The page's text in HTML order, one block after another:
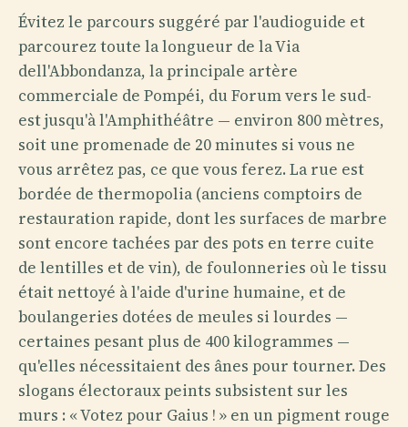
Évitez le parcours suggéré par l'audioguide et
parcourez toute la longueur de la Via
dell'Abbondanza, la principale artère
commerciale de Pompéi, du Forum vers le sud-
est jusqu'à l'Amphithéâtre — environ 800 mètres,
soit une promenade de 20 minutes si vous ne
vous arrêtez pas, ce que vous ferez. La rue est
bordée de thermopolia (anciens comptoirs de
restauration rapide, dont les surfaces de marbre
sont encore tachées par des pots en terre cuite
de lentilles et de vin), de foulonneries où le tissu
était nettoyé à l'aide d'urine humaine, et de
boulangeries dotées de meules si lourdes —
certaines pesant plus de 400 kilogrammes —
qu'elles nécessitaient des ânes pour tourner. Des
slogans électoraux peints subsistent sur les
murs : « Votez pour Gaius ! » en un pigment rouge